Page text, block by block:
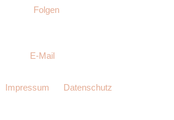
Folgen
E-Mail
Impressum Datenschutz